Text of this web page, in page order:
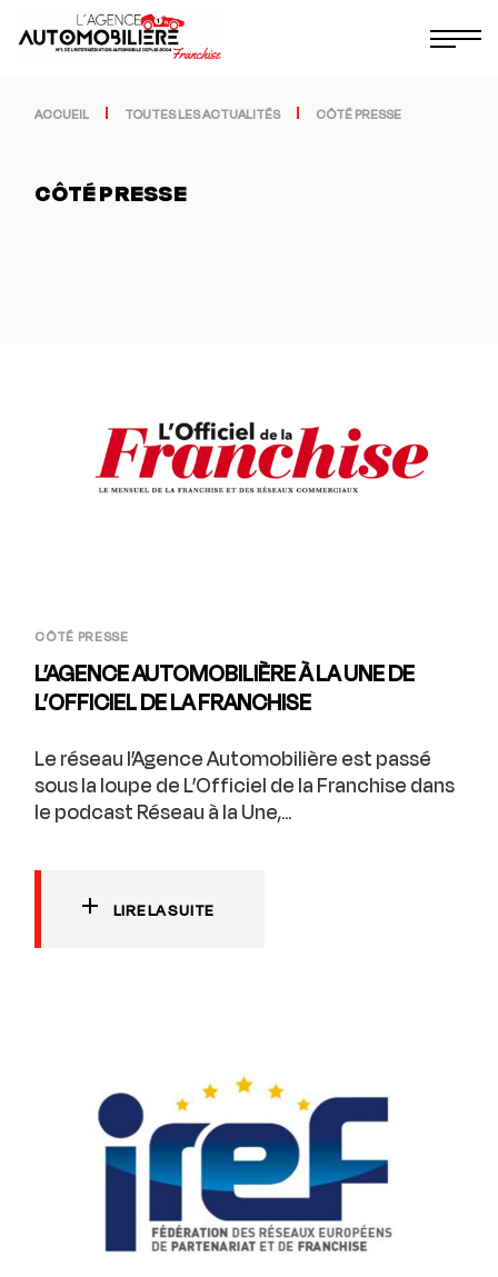
ACCUEIL TOUTES LES ACTUALITÉS CÔTÉ PRESSE
CÔTÉ PRESSE
CÔTÉ PRESSE
L’AGENCE AUTOMOBILIÈRE À LA UNE DE
L’OFFICIEL DE LA FRANCHISE
Le réseau l’Agence Automobilière est passé
sous la loupe de L’Officiel de la Franchise dans
le podcast Réseau à la Une,...
LIRE LA SUITE